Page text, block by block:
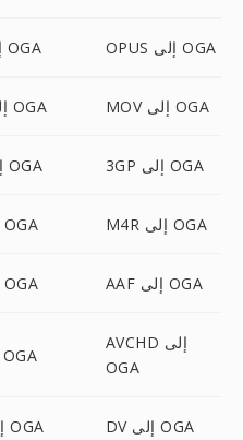
OGV إلى OGA OPUS إلى OGA
WMV إلى OGA MOV إلى OGA
MP2 إلى OGA 3GP إلى OGA
CAF إلى OGA M4R إلى OGA
3G2 إلى OGA AAF إلى OGA
AV1 إلى OGA
AVCHD إلى
OGA
DIVX إلى OGA DV إلى OGA